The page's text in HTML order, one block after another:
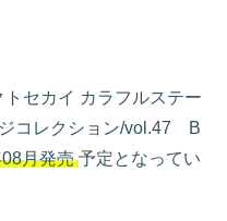
トセカイ カラフルステー
コレクション/vol.47 B
月発売 予定となってい